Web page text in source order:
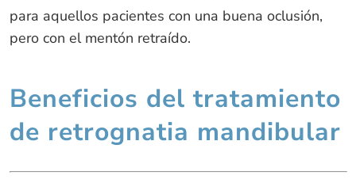
para aquellos pacientes con una buena oclusión,
pero con el mentón retraído.
Beneficios del tratamiento
de retrognatia mandibular